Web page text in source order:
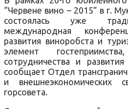
“Червене вино – 2015” в г.
состоялась уже
международная
развития виноробста и
элемент
сотрудничества и
сообщает Отдел
и внешнеэкономических
горсовета.